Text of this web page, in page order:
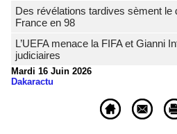
Des révélations tardives sèment le
France en 98
L’UEFA menace la FIFA et Gianni
judiciaires
Mardi 16 Juin 2026
Dakaractu